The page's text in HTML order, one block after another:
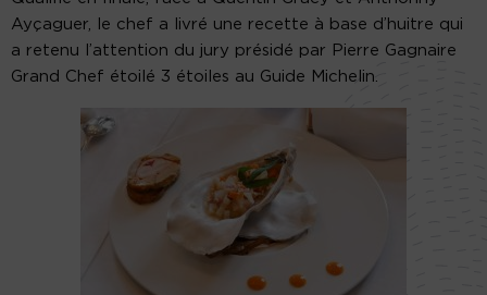
Ayçaguer, le chef a livré une recette à base d’huitre qui
a retenu l’attention du jury présidé par Pierre Gagnaire
Grand Chef étoilé 3 étoiles au Guide Michelin.